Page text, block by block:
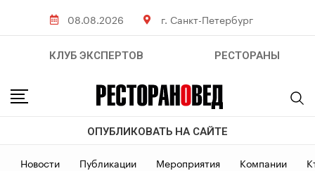
08.08.2026 г. Санкт-Петербург
КЛУБ ЭКСПЕРТОВ РЕСТОРАНЫ
ОПУБЛИКОВАТЬ НА САЙТЕ
Новости Публикации Мероприятия Компании